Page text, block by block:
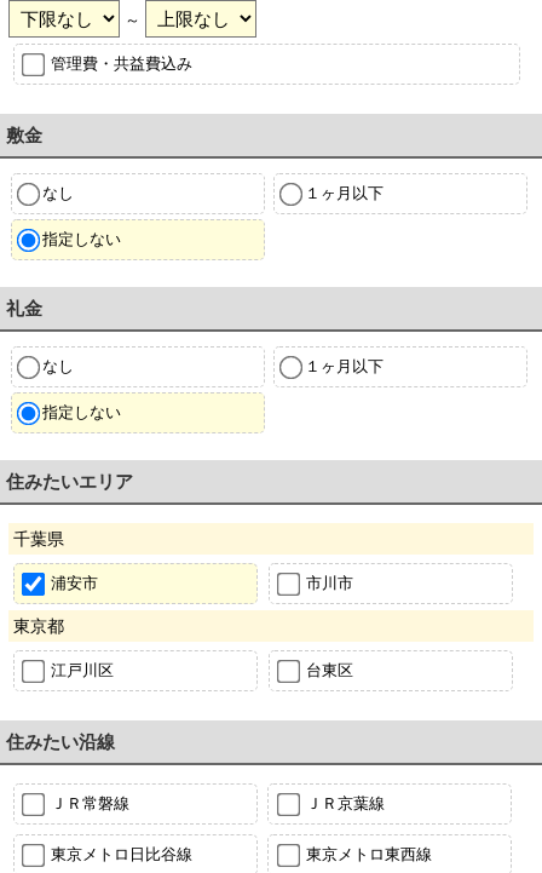
～
管理費・共益費込み
敷金
なし １ヶ月以下
指定しない
礼金
なし １ヶ月以下
指定しない
住みたいエリア
千葉県
浦安市 市川市
東京都
江戸川区 台東区
住みたい沿線
ＪＲ常磐線 ＪＲ京葉線
東京メトロ日比谷線 東京メトロ東西線